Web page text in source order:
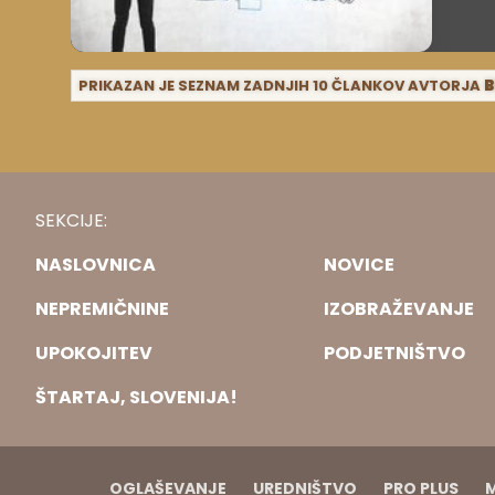
PRIKAZAN JE SEZNAM ZADNJIH 10 ČLANKOV AVTORJA
SEKCIJE:
NASLOVNICA
NOVICE
NEPREMIČNINE
IZOBRAŽEVANJE
UPOKOJITEV
PODJETNIŠTVO
ŠTARTAJ, SLOVENIJA!
OGLAŠEVANJE UREDNIŠTVO PRO PLUS